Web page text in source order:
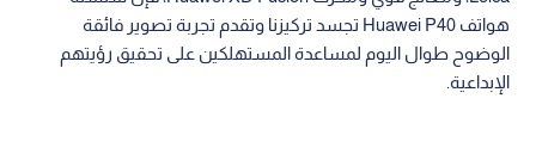
هواتف Huawei P40 تجسد تركيزنا وتقدم تجربة تصوير فائقة
الوضوح طوال اليوم لمساعدة المستهلكين على تحقيق رؤيتهم
الإبداعية.